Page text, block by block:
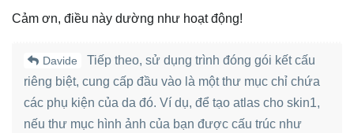
Cảm ơn, điều này dường như hoạt động!
Davide
Tiếp theo, sử dụng trình đóng gói kết cấu
riêng biệt, cung cấp đầu vào là một thư mục chỉ chứa
các phụ kiện của da đó. Ví dụ, để tạo atlas cho skin1,
nếu thư mục hình ảnh của bạn được cấu trúc như